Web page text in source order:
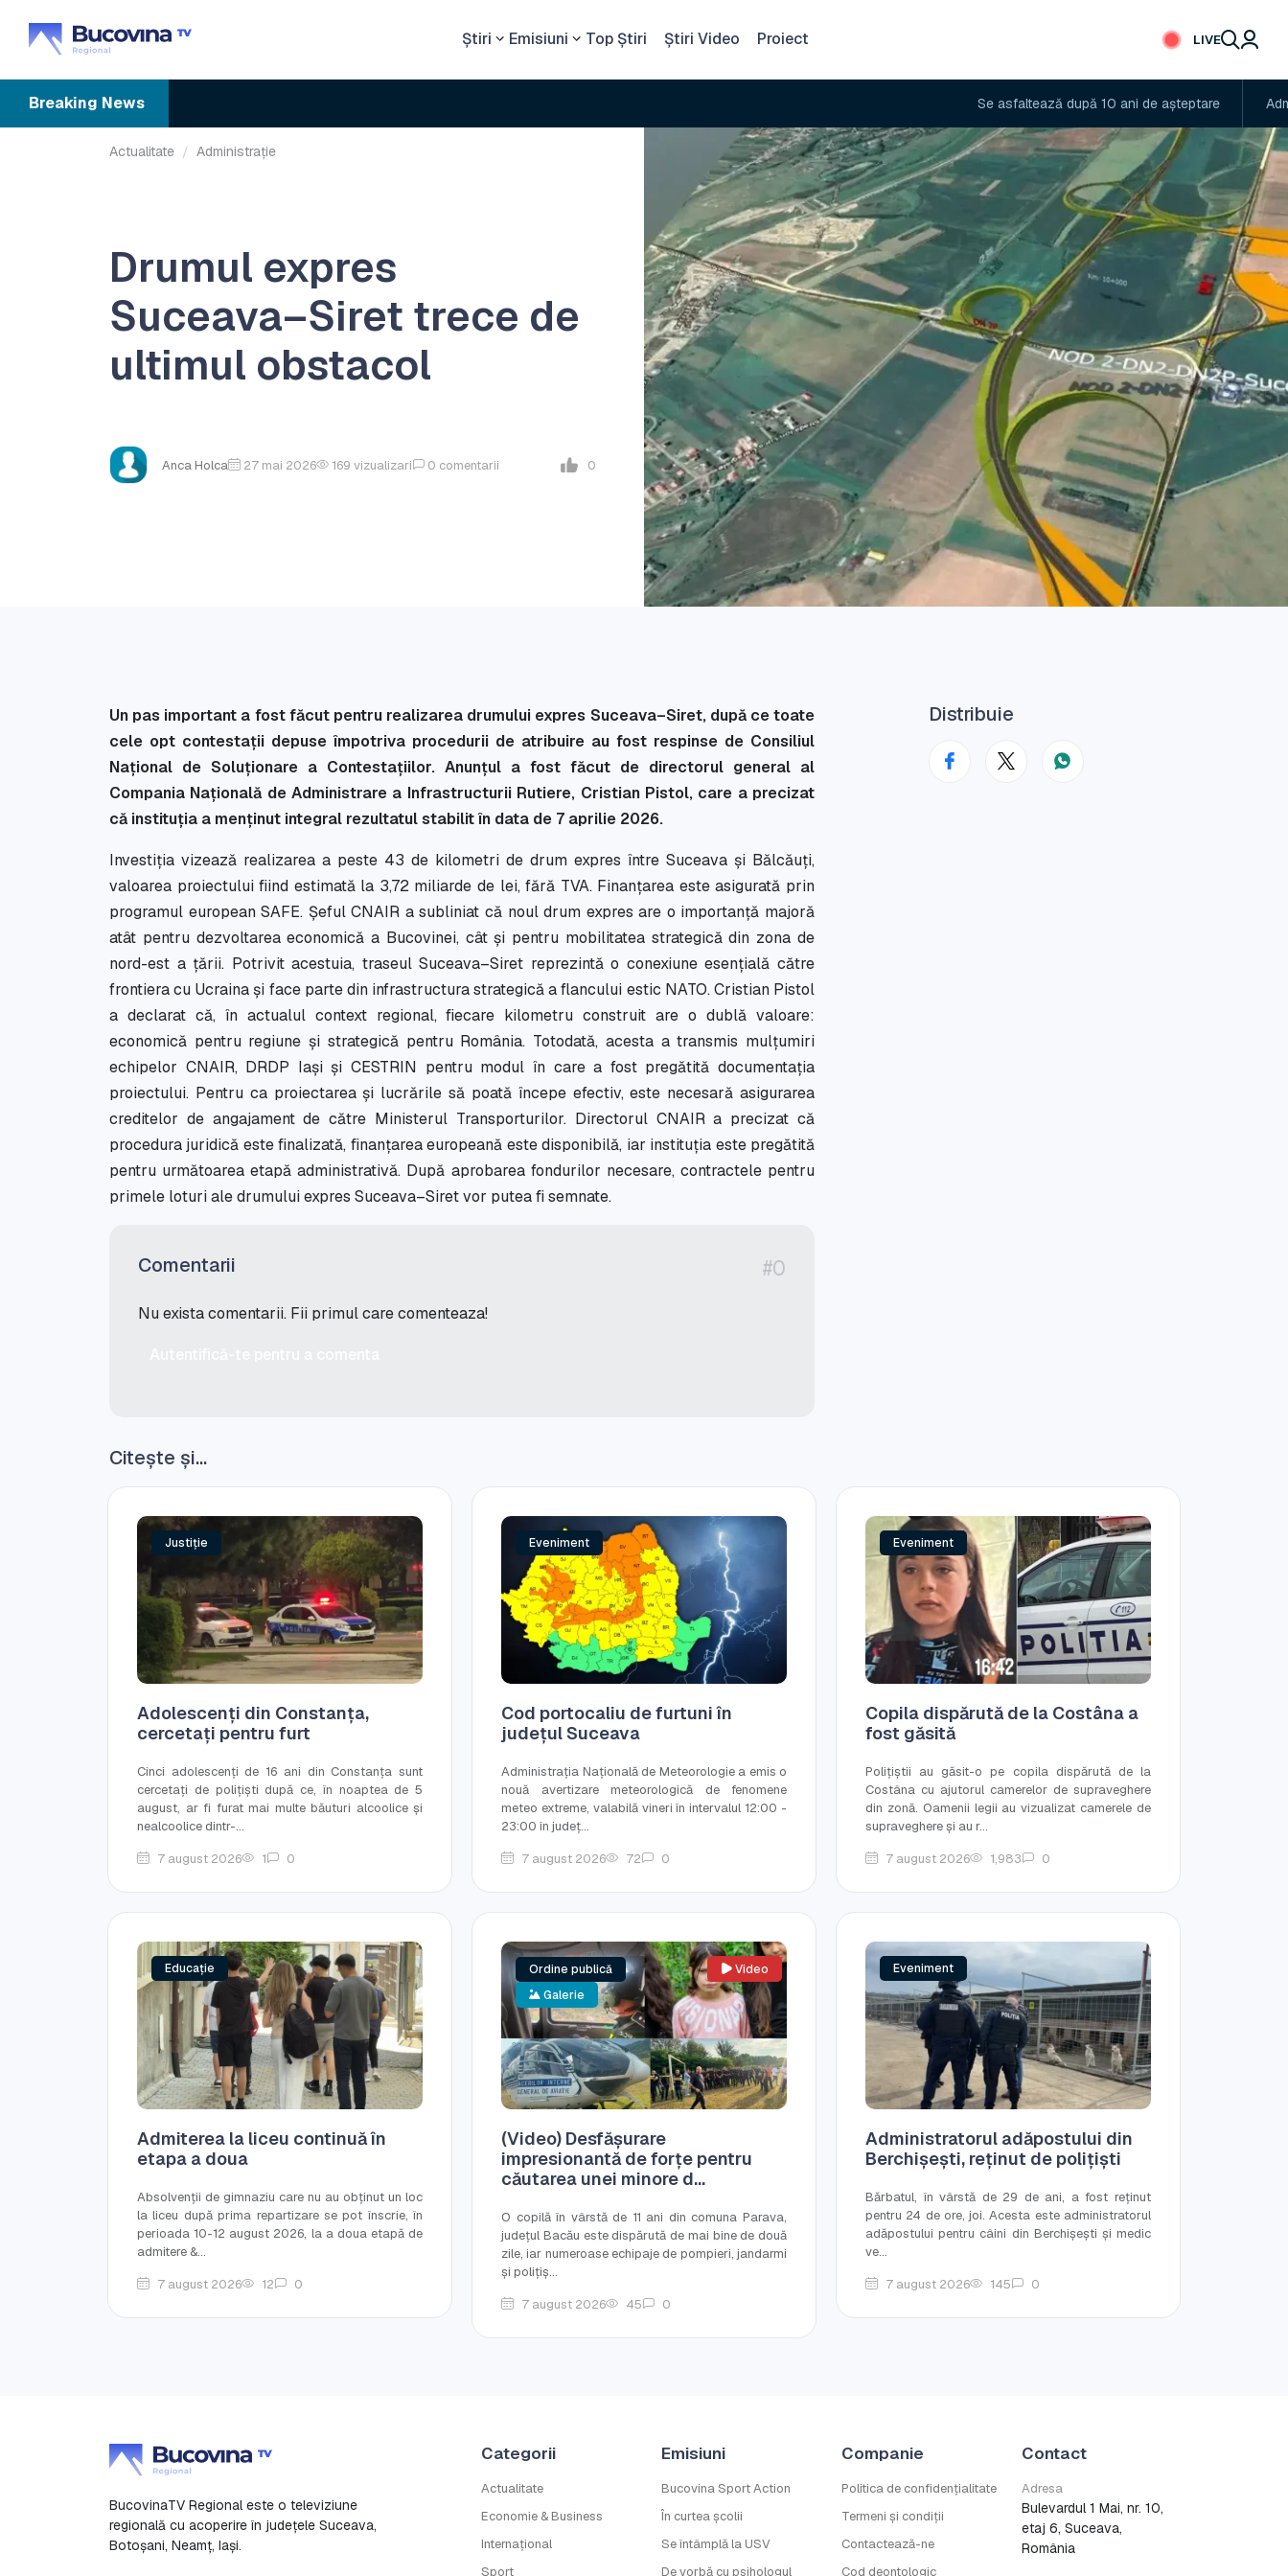
Știri Emisiuni Top Știri Știri Video Proiect LIVE
Breaking News Se asfaltează după 10 ani de așteptare
Actualitate Administrație
Drumul expres
Suceava–Siret trece de
ultimul obstacol
Anca Holca 27 mai 2026 169 vizualizari 0 comentarii 0
Un pas important a fost făcut pentru realizarea drumului expres Suceava–Siret, după ce toate
cele opt contestații depuse împotriva procedurii de atribuire au fost respinse de Consiliul
Național de Soluționare a Contestațiilor. Anunțul a fost făcut de directorul general al
Compania Națională de Administrare a Infrastructurii Rutiere, Cristian Pistol, care a precizat
că instituția a menținut integral rezultatul stabilit în data de 7 aprilie 2026.
Investiția vizează realizarea a peste 43 de kilometri de drum expres între Suceava și Bălcăuți,
valoarea proiectului fiind estimată la 3,72 miliarde de lei, fără TVA. Finanțarea este asigurată prin
programul european SAFE. Șeful CNAIR a subliniat că noul drum expres are o importanță majoră
atât pentru dezvoltarea economică a Bucovinei, cât și pentru mobilitatea strategică din zona de
nord-est a țării. Potrivit acestuia, traseul Suceava–Siret reprezintă o conexiune esențială către
frontiera cu Ucraina și face parte din infrastructura strategică a flancului estic NATO. Cristian Pistol
a declarat că, în actualul context regional, fiecare kilometru construit are o dublă valoare:
economică pentru regiune și strategică pentru România. Totodată, acesta a transmis mulțumiri
echipelor CNAIR, DRDP Iași și CESTRIN pentru modul în care a fost pregătită documentația
proiectului. Pentru ca proiectarea și lucrările să poată începe efectiv, este necesară asigurarea
creditelor de angajament de către Ministerul Transporturilor. Directorul CNAIR a precizat că
procedura juridică este finalizată, finanțarea europeană este disponibilă, iar instituția este pregătită
pentru următoarea etapă administrativă. După aprobarea fondurilor necesare, contractele pentru
primele loturi ale drumului expres Suceava–Siret vor putea fi semnate.
Comentarii #0
Nu exista comentarii. Fii primul care comenteaza!
Distribuie
Citește și...
Justiție
Adolescenți din Constanța,
cercetați pentru furt
Cinci adolescenți de 16 ani din Constanța sunt
cercetați de polițiști după ce, în noaptea de 5
august, ar fi furat mai multe băuturi alcoolice și
nealcoolice dintr-...
7 august 2026
1 0
Eveniment
Cod portocaliu de furtuni în
județul Suceava
Administrația Națională de Meteorologie a emis o
nouă avertizare meteorologică de fenomene
meteo extreme, valabilă vineri în intervalul 12:00 -
23:00 în județ...
7 august 2026
72 0
Eveniment
Copila dispărută de la Costâna a
fost găsită
Polițiștii au găsit-o pe copila dispărută de la
Costâna cu ajutorul camerelor de supraveghere
din zonă. Oamenii legii au vizualizat camerele de
supraveghere și au r...
7 august 2026
1,983 0
Educație
Admiterea la liceu continuă în
etapa a doua
Absolvenții de gimnaziu care nu au obținut un loc
la liceu după prima repartizare se pot înscrie, în
perioada 10-12 august 2026, la a doua etapă de
admitere &...
7 august 2026
12 0
Ordine publică
Video
Galerie
(Video) Desfășurare
impresionantă de forțe pentru
căutarea unei minore d...
O copilă în vârstă de 11 ani din comuna Parava,
județul Bacău este dispărută de mai bine de două
zile, iar numeroase echipaje de pompieri, jandarmi
și polițiș...
7 august 2026
45 0
Eveniment
Administratorul adăpostului din
Berchișești, reținut de polițiști
Bărbatul, în vârstă de 29 de ani, a fost reținut
pentru 24 de ore, joi. Acesta este administratorul
adăpostului pentru câini din Berchișești și medic
ve...
7 august 2026
145 0
BucovinaTV Regional este o televiziune
regională cu acoperire în județele Suceava,
Botoşani, Neamț, Iași.
Categorii
Actualitate
Economie & Business
Internațional
Sport
Emisiuni
Bucovina Sport Action
În curtea școlii
Se întâmplă la USV
De vorbă cu psihologul
Companie
Politica de confidențialitate
Termeni și condiții
Contactează-ne
Cod deontologic
Contact
Adresa
Bulevardul 1 Mai, nr. 10,
etaj 6, Suceava,
România